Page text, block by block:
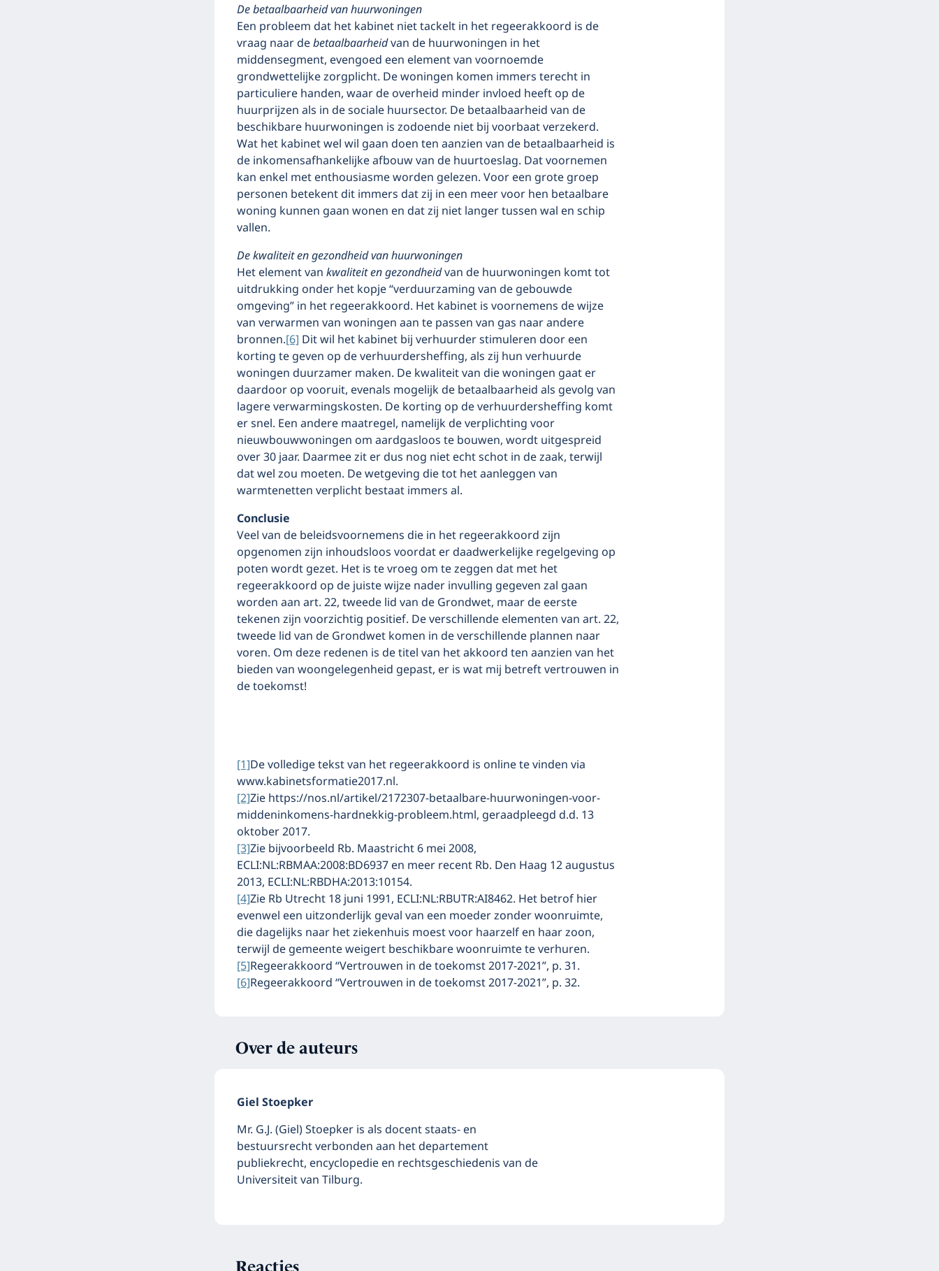
De betaalbaarheid van huurwoningen
Een probleem dat het kabinet niet tackelt in het regeerakkoord is de
vraag naar debetaalbaarheidvan de huurwoningen in het
middensegment, evengoed een element van voornoemde
grondwettelijke zorgplicht. De woningen komen immers terecht in
particuliere handen, waar de overheid minder invloed heeft op de
huurprijzen als in de sociale huursector. De betaalbaarheid van de
beschikbare huurwoningen is zodoende niet bij voorbaat verzekerd.
Wat het kabinet wel wil gaan doen ten aanzien van de betaalbaarheid is
de inkomensafhankelijke afbouw van de huurtoeslag. Dat voornemen
kan enkel met enthousiasme worden gelezen. Voor een grote groep
personen betekent dit immers dat zij in een meer voor hen betaalbare
woning kunnen gaan wonen en dat zij niet langer tussen wal en schip
vallen.
De kwaliteit en gezondheid van huurwoningen
Het element vankwaliteit en gezondheidvan de huurwoningen komt tot
uitdrukking onder het kopje “verduurzaming van de gebouwde
omgeving” in het regeerakkoord. Het kabinet is voornemens de wijze
van verwarmen van woningen aan te passen van gas naar andere
bronnen.[6] Dit wil het kabinet bij verhuurder stimuleren door een
korting te geven op de verhuurdersheffing, als zij hun verhuurde
woningen duurzamer maken. De kwaliteit van die woningen gaat er
daardoor op vooruit, evenals mogelijk de betaalbaarheid als gevolg van
lagere verwarmingskosten. De korting op de verhuurdersheffing komt
er snel. Een andere maatregel, namelijk de verplichting voor
nieuwbouwwoningen om aardgasloos te bouwen, wordt uitgespreid
over 30 jaar. Daarmee zit er dus nog niet echt schot in de zaak, terwijl
dat wel zou moeten. De wetgeving die tot het aanleggen van
warmtenetten verplicht bestaat immers al.
Conclusie
Veel van de beleidsvoornemens die in het regeerakkoord zijn
opgenomen zijn inhoudsloos voordat er daadwerkelijke regelgeving op
poten wordt gezet. Het is te vroeg om te zeggen dat met het
regeerakkoord op de juiste wijze nader invulling gegeven zal gaan
worden aan art. 22, tweede lid van de Grondwet, maar de eerste
tekenen zijn voorzichtig positief. De verschillende elementen van art. 22,
tweede lid van de Grondwet komen in de verschillende plannen naar
voren. Om deze redenen is de titel van het akkoord ten aanzien van het
bieden van woongelegenheid gepast, er is wat mij betreft vertrouwen in
de toekomst!
[1]De volledige tekst van het regeerakkoord is online te vinden via
www.kabinetsformatie2017.nl.
[2]Zie https://nos.nl/artikel/2172307-betaalbare-huurwoningen-voor-
middeninkomens-hardnekkig-probleem.html, geraadpleegd d.d. 13
oktober 2017.
[3]Zie bijvoorbeeld Rb. Maastricht 6 mei 2008,
ECLI:NL:RBMAA:2008:BD6937 en meer recent Rb. Den Haag 12 augustus
2013, ECLI:NL:RBDHA:2013:10154.
[4]Zie Rb Utrecht 18 juni 1991, ECLI:NL:RBUTR:AI8462. Het betrof hier
evenwel een uitzonderlijk geval van een moeder zonder woonruimte,
die dagelijks naar het ziekenhuis moest voor haarzelf en haar zoon,
terwijl de gemeente weigert beschikbare woonruimte te verhuren.
[5]Regeerakkoord “Vertrouwen in de toekomst 2017-2021”, p. 31.
[6]Regeerakkoord “Vertrouwen in de toekomst 2017-2021”, p. 32.
Over de auteurs
Giel Stoepker
Mr. G.J. (Giel) Stoepker is als docent staats- en
bestuursrecht verbonden aan het departement
publiekrecht, encyclopedie en rechtsgeschiedenis van de
Universiteit van Tilburg.
Reacties